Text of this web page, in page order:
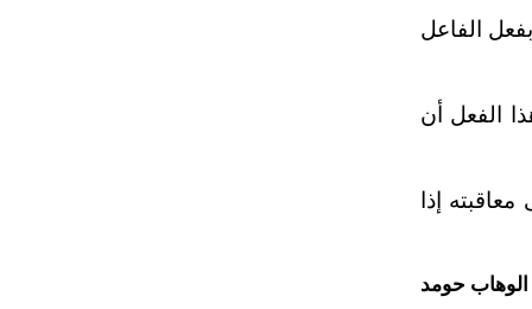
الفاعل
الفعل أن
إذا
الوهاب حومد